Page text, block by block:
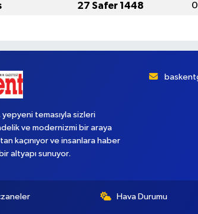
27 Safer 1448
temasıyla sizleri
ve modernizmi bir araya
kaçınıyor ve insanlara haber
altyapı sunuyor.
Hava Durumu